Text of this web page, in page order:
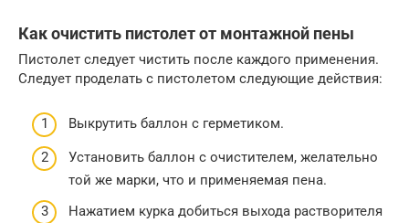
Как очистить пистолет от монтажной пены
Пистолет следует чистить после каждого применения.
Следует проделать с пистолетом следующие действия:
Выкрутить баллон с герметиком.
Установить баллон с очистителем, желательно
той же марки, что и применяемая пена.
Нажатием курка добиться выхода растворителя